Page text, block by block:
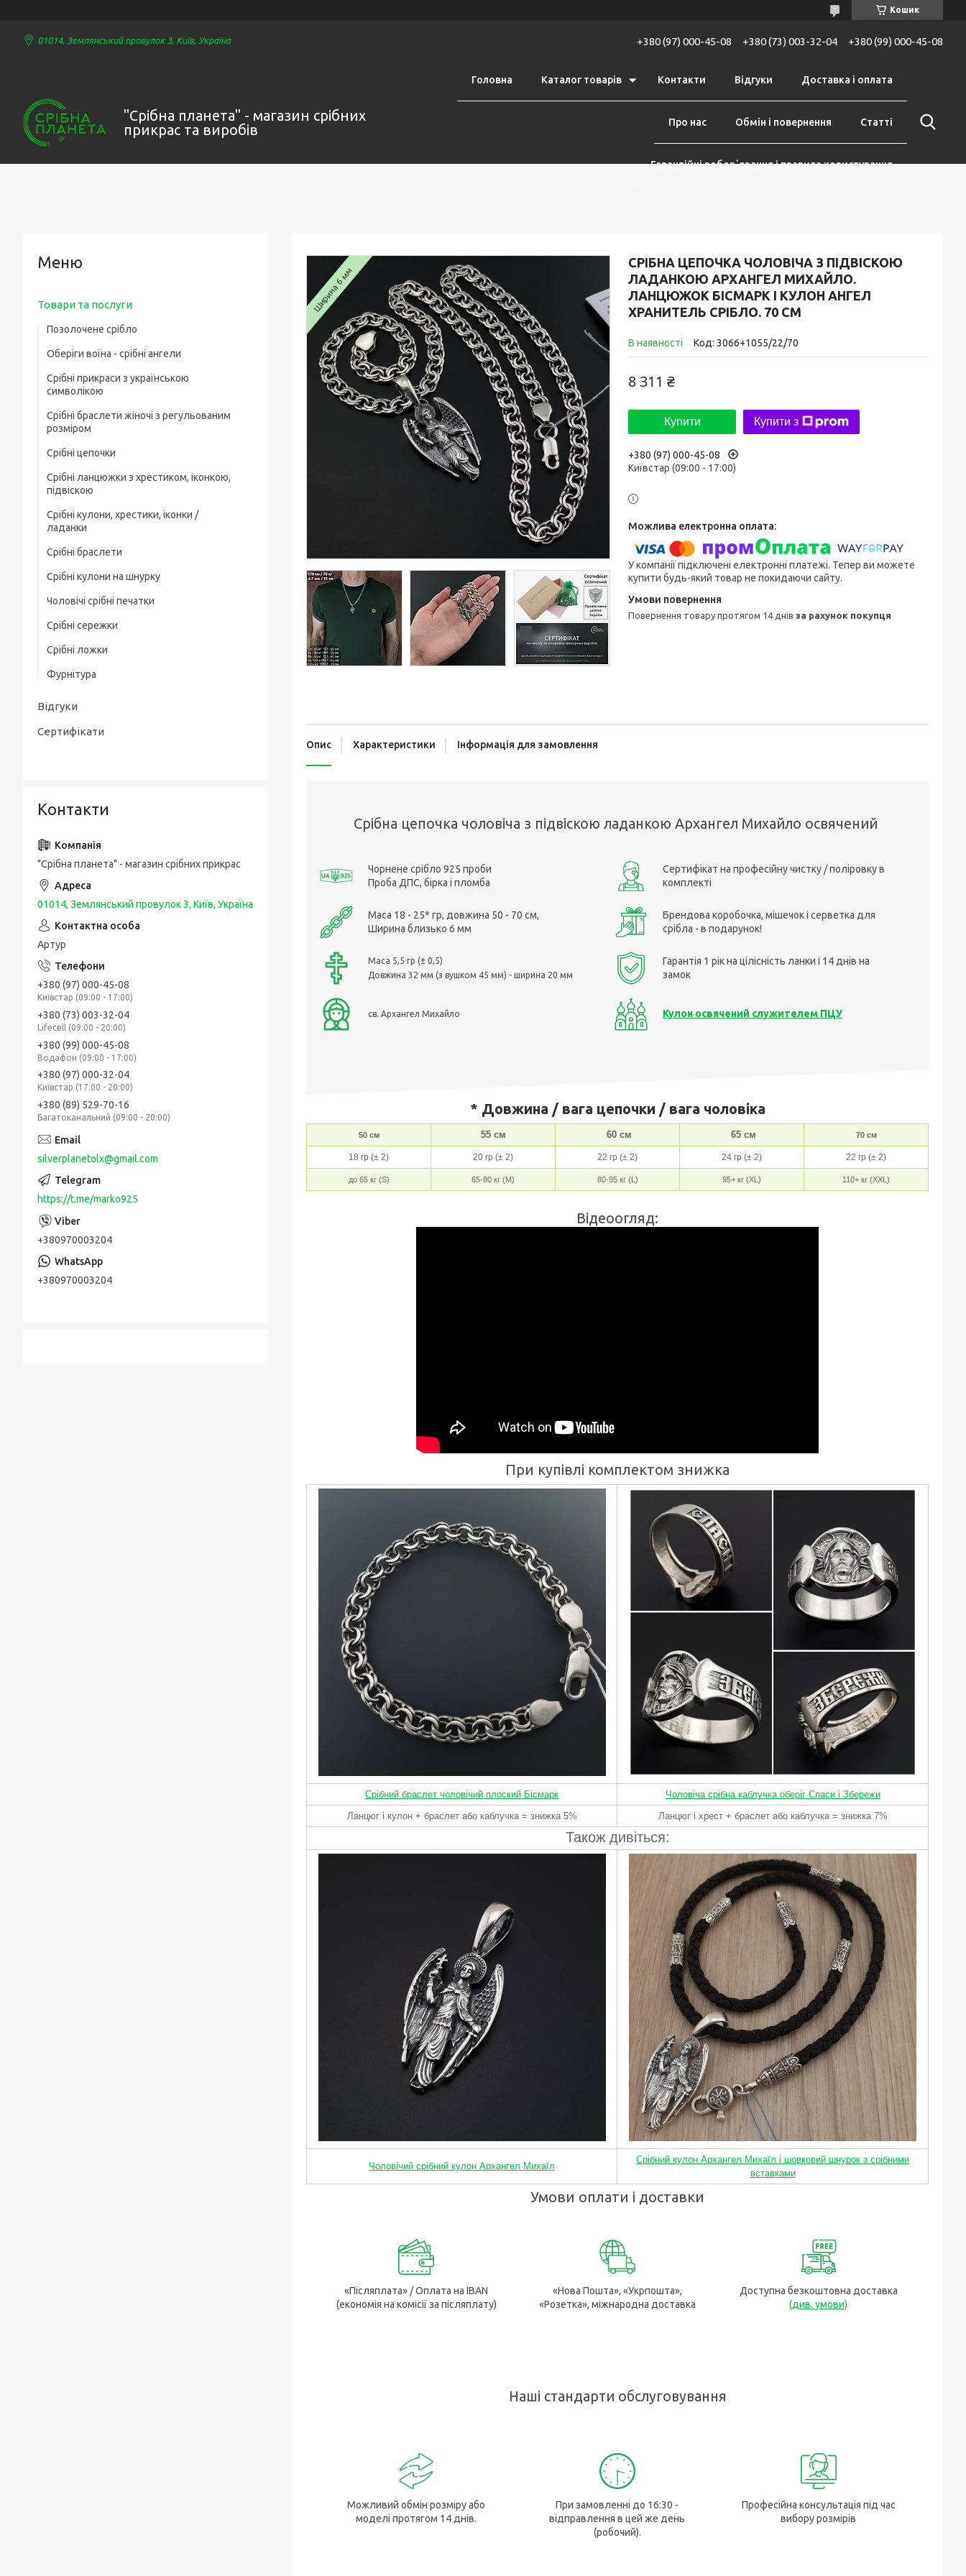
Кошик
01014, Землянський провулок 3, Київ, Україна +380 (97) 000-45-08 +380 (73) 003-32-04 +380 (99) 000-45-08
"Срібна планета" - магазин срібних
прикрас та виробів
Головна Каталог товарів Контакти Відгуки Доставка і оплата
Про нас Обмін і повернення Статті
Гарантійні зобов`язання і правила користування
СРІБНА ЦЕПОЧКА ЧОЛОВІЧА З ПІДВІСКОЮ
ЛАДАНКОЮ АРХАНГЕЛ МИХАЙЛО.
ЛАНЦЮЖОК БІСМАРК І КУЛОН АНГЕЛ
ХРАНИТЕЛЬ СРІБЛО. 70 СМ
В наявності Код: 3066+1055/22/70
8 311 ₴
Купити Купити з
+380 (97) 000-45-08
Київстар (09:00 - 17:00)
У компанії підключені електронні платежі. Тепер ви можете
купити будь-який товар не покидаючи сайту.
повернення товару протягом 14 днів за рахунок покупця
Ширина 6 мм
Опис Характеристики Інформація для замовлення
Срібна цепочка чоловіча з підвіскою ладанкою Архангел Михайло освячений
Чорнене срібло 925 проби
Проба ДПС, бірка і пломба
Маса 18 - 25* гр, довжина 50 - 70 см,
Ширина близько 6 мм
Маса 5,5 гр (± 0,5)
Довжина 32 мм (з вушком 45 мм) - ширина 20 мм
св. Архангел Михайло
Сертифікат на професійну чистку / поліровку в
комплекті
Брендова коробочка, мішечок і серветка для
срібла - в подарунок!
Гарантія 1 рік на цілісність ланки і 14 днів на
замок
Кулон освячений служителем ПЦУ
* Довжина / вага цепочки / вага чоловіка
50 см 55 см 60 см 65 см 70 см
18 гр (± 2) 20 гр (± 2) 22 гр (± 2) 24 гр (± 2) 22 гр (± 2)
до 65 кг (S) 65-80 кг (M) 80-95 кг (L) 95+ кг (XL) 110+ кг (XXL)
Відеоогляд:
При купівлі комплектом знижка
Срібний браслет чоловічий плоский Бісмарк
Чоловіча срібна каблучка оберіг Спаси і Збережи
Ланцюг і кулон + браслет або каблучка = знижка 5%
Ланцюг і хрест + браслет або каблучка = знижка 7%
Також дивіться:
Чоловічий срібний кулон Архангел Михаїл
Срібний кулон Архангел Михаїл і шовковий шнурок з срібними
вставками
Умови оплати і доставки
«Післяплата» / Оплата на IBAN
(економія на комісії за післяплату)
«Нова Пошта», «Укрпошта»,
«Розетка», міжнародна доставка
Доступна безкоштовна доставка
(див. умови)
Наші стандарти обслуговування
Можливий обмін розміру або
моделі протягом 14 днів.
При замовленні до 16:30 -
відправлення в цей же день
(робочий).
Професійна консультація під час
вибору розмірів
Товари та послуги
Позолочене срібло
Оберіги воїна - срібні ангели
Срібні прикраси з українською
символікою
Срібні браслети жіночі з регульованим
розміром
Срібні цепочки
Чоловічі срібні цепочки
Ювелірний шнурок зі срібним замком
Жіночі цепочки срібні
Товсті срібні ланцюжки
Дитячі срібні цепочки
Срібні ланцюжки з хрестиком, іконкою,
підвіскою
Срібні цепочки з хрестиком
чи іконкою (ладанкою)
Срібні ланцюжки з кулонами / підвісками
Срібні кулони, хрестики, іконки /
ладанки
Срібні хрестики
Срібні підвіски
Срібні іконки / ладанки
Срібні браслети
Чоловічі срібні браслети
Жіночі срібні браслети
Позолочені срібні браслети
Товсті срібні браслети
Чоловічі срібні браслети з золотом
Шовкові браслети з срібними вставками
Срібні кулони на шнурку
Чоловічі срібні печатки
Чоловічі срібні печатки з чорним
золотою накладкою
Срібні каблучки спаси і збережи
Срібні сережки
Срібні ложки
Фурнітура
Відгуки
Сертифікати
Контакти
"Срібна планета" - магазин срібних прикрас
01014, Землянський провулок 3, Київ, Україна
Артур
+380 (97) 000-45-08
Київстар (09:00 - 17:00)
+380 (73) 003-32-04
Lifecell (09:00 - 20:00)
+380 (99) 000-45-08
Водафон (09:00 - 17:00)
+380 (97) 000-32-04
Київстар (17:00 - 20:00)
+380 (89) 529-70-16
Багатоканальний (09:00 - 20:00)
silverplanetolx@gmail.com
https://t.me/marko925
+380970003204
+380970003204